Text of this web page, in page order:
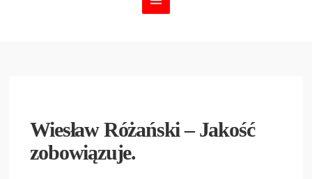
Wiesław Różański – Jakość
zobowiązuje.